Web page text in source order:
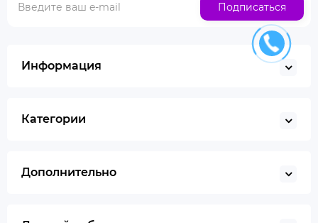
Подписаться
Информация
Категории
Дополнительно